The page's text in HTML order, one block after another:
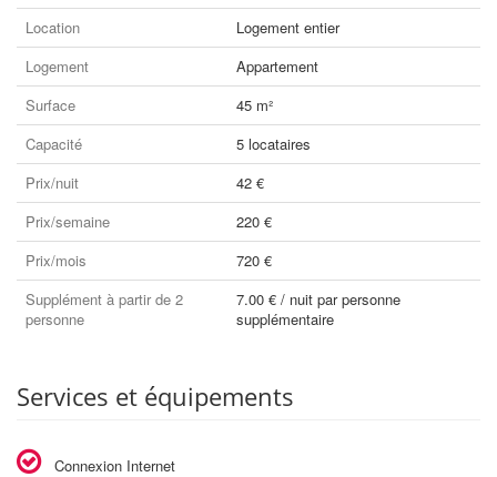
Location
Logement entier
Logement
Appartement
Surface
45 m²
Capacité
5 locataires
Prix/nuit
42 €
Prix/semaine
220 €
Prix/mois
720 €
Supplément à partir de 2
personne
7.00 € / nuit par personne
supplémentaire
Services et équipements
Connexion Internet